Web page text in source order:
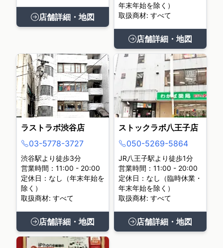
店舗詳細・地図
年末年始を除く）
取扱商材: すべて
店舗詳細・地図
ラストラボ渋谷店
03-5778-3727
渋谷駅より徒歩3分
営業時間：11:00 - 20:00
定休日：なし（年末年始を
除く）
取扱商材: すべて
店舗詳細・地図
ストックラボ八王子店
050-5269-5864
JR八王子駅より徒歩1分
営業時間：11:00 - 20:00
定休日：なし（臨時休業・
年末年始を除く）
取扱商材: すべて
店舗詳細・地図